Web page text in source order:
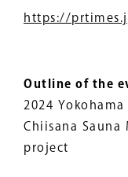
https://
Outline of the
2024
Chiisana Sauna
project